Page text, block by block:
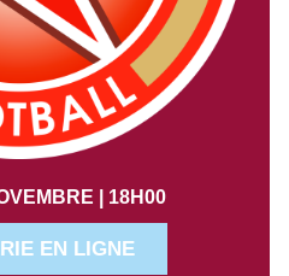
| 18H00
EN LIGNE